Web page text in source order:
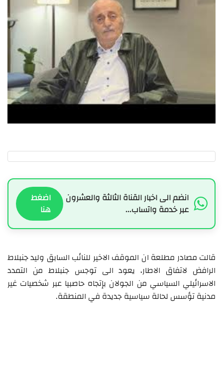
انضم الى اخبار القناة الثالثة والعشرون
عبر خدمة واتساب...
اضغط
هنا
قالت مصادر مطلعة ان الموقف الاخير للنائب السابق وليد جنبلاط
الرافض لاتفاق الاطار، يعود الى توجس جنبلاط من التمدد
الاسرائيلي السياسي من الجولان بإتجاه حاصبيا عبر شخصيات غير
مدنية تؤسس لحالة سياسية جديدة في المنطقة.